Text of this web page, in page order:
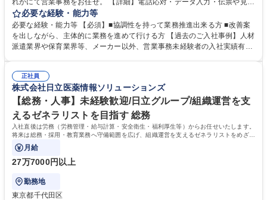
れかにて営業事務をお任せ。 【詳細】電話応対・データ入力・伝票や見積
の作成・カタログ送付・来客対応・営業所内で発生する事務業務や業務改
善をお任せ。 【教育制度】ご入社後、育成担当とペアになりながらOJTに
て業務を覚えていただくことが可能です。業務システムがきちんと構築さ
れているため、スムーズに仕事に慣れることができる環境です。また、
募集職種 【大阪・京都・滋賀】営業事務 ※未経験可
必要な経験・能力等
必要な経験・能力等 【必須】■協調性を持って業務推進出来る方 ■改善案
を出しながら、主体的に業務を進めて行ける方 【過去のご入社事例】人材
派遣業界や保育業界等、メーカー以外、営業事務未経験者の入社実績有
えて、お客様や社員の状況に合わせ、能動的なサポート、改善の動きも期
待され。組織を支えるスペシャリストとして、チームに貢献し、結果的に
社員から頼られる存在になることができます。平均19:30の退勤以降の業
務の持ち帰りも禁止されており、メリハリのある働き方となります。 学
歴・資格 学歴：大学院 大学 高専 短大 語学力： 資格：
正社員
株式会社日立医薬情報ソリューションズ
【総務・人事】未経験歓迎/日立グループ/組織運営を支
えるゼネラリストを目指す 総務
入社直後は労務（労務管理・給与計算・安全衛生・福利厚生等）からお任せいたします。
将来は総務・採用・教育業務へ守備範囲を広げ、組織運営を支えるゼネラリストをめざせ
ます。
月給
27万7000円以上
勤務地
東京都千代田区